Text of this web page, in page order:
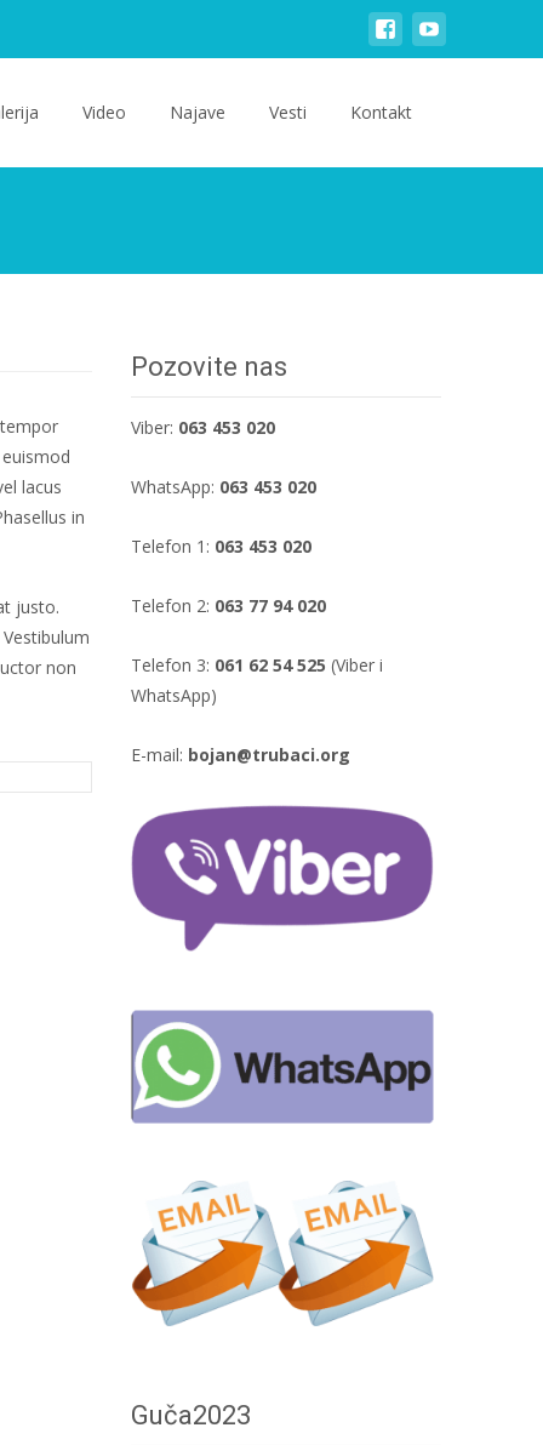
Video Najave Vesti Kontakt
lacus
in
justo.
non
Pozovite nas
Viber: 063 453 020
WhatsApp: 063 453 020
Telefon 1: 063 453 020
Telefon 2: 063 77 94 020
Telefon 3: 061 62 54 525 (Viber i
WhatsApp)
E-mail: bojan@trubaci.org
Guča2023